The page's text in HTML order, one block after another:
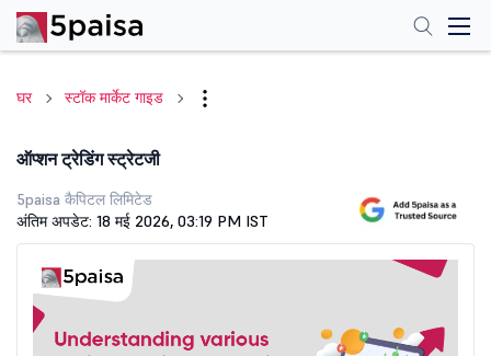
घर स्टॉक मार्केट गाइड
ऑप्शन ट्रेडिंग स्ट्रेटजी
5paisa कैपिटल लिमिटेड
अंतिम अपडेट: 18 मई 2026, 03:19 PM IST